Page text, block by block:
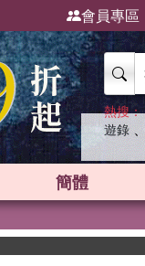
會員專區
熱搜：
遊錄 、
簡體